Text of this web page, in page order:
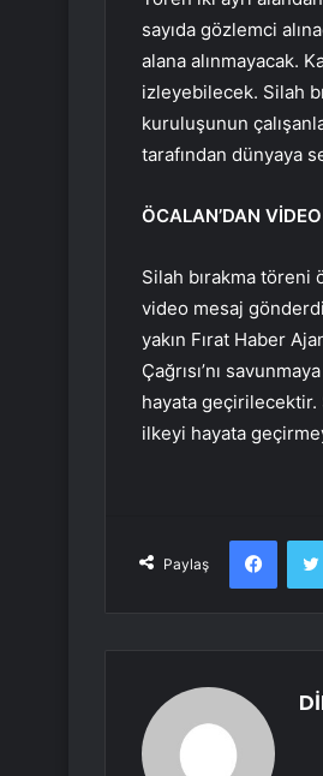
sayıda gözlemci
alana alınmayacak.
izleyebilecek. Silah
kuruluşunun
tarafından dünyaya
ÖCALAN’DAN
Silah bırakma töreni
video mesaj
yakın Fırat Haber
Çağrısı’nı
hayata geçirilecektir.
ilkeyi hayata
Paylaş